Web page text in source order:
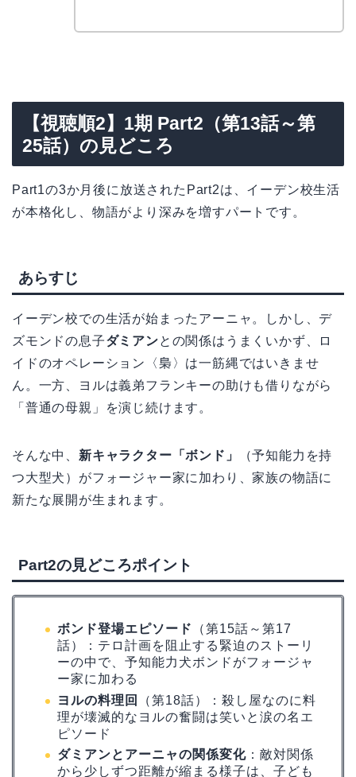
【視聴順2】1期 Part2（第13話～第
25話）の見どころ
Part1の3か月後に放送されたPart2は、イーデン校生活
が本格化し、物語がより深みを増すパートです。
あらすじ
イーデン校での生活が始まったアーニャ。しかし、デ
ズモンドの息子ダミアンとの関係はうまくいかず、ロ
イドのオペレーション〈梟〉は一筋縄ではいきませ
ん。一方、ヨルは義弟フランキーの助けも借りながら
「普通の母親」を演じ続けます。
そんな中、 新キャラクター「ボンド」
（予知能力を持
つ大型犬）がフォージャー家に加わり、家族の物語に
新たな展開が生まれます。
Part2の見どころポイント
ボンド登場エピソード
（第15話～第17
話）：テロ計画を阻止する緊迫のストーリ
ーの中で、予知能力犬ボンドがフォージャ
ー家に加わる
ヨルの料理回
（第18話）：殺し屋なのに料
理が壊滅的なヨルの奮闘は笑いと涙の名エ
ピソード
ダミアンとアーニャの関係変化 ：敵対関係
から少しずつ距離が縮まる様子は、子ども